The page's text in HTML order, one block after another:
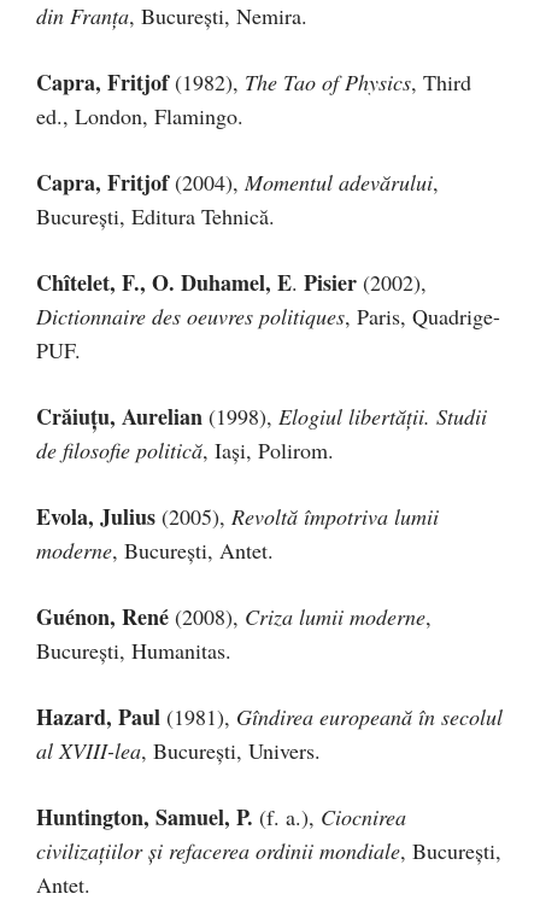
din Franţa, Bucureşti, Nemira.
Capra, Fritjof(1982), The Tao of Physics, Third
ed., London, Flamingo.
Capra, Fritjof(2004), Momentul adevărului,
Bucureşti, Editura Tehnică.
Chîtelet, F., O. Duhamel, E. Pisier (2002),
Dictionnaire des oeuvres politiques, Paris, Quadrige-
PUF.
Crăiuţu, Aurelian (1998), Elogiul libertăţii. Studii
de filosofie politică, Iaşi, Polirom.
Evola, Julius (2005), Revoltă împotriva lumii
moderne, Bucureşti, Antet.
Guénon, René (2008), Criza lumii moderne,
Bucureşti, Humanitas.
Hazard, Paul (1981), Gîndirea europeană în secolul
al XVIII-lea, Bucureşti, Univers.
Huntington, Samuel, P. (f. a.), Ciocnirea
civilizaţiilor şi refacerea ordinii mondiale, Bucureşti,
Antet.